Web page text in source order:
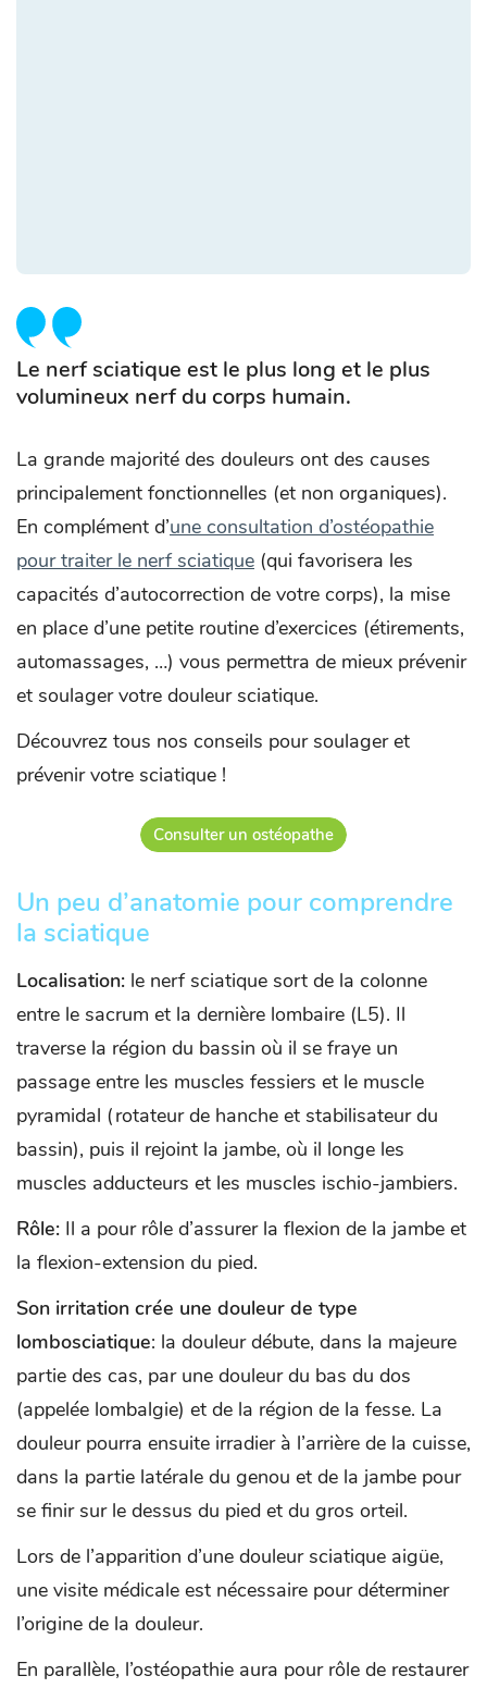
Le nerf sciatique est le plus long et le plus
volumineux nerf du corps humain.
La grande majorité des douleurs ont des causes
principalement fonctionnelles (et non organiques).
En complément d’une consultation d’ostéopathie
pour traiter le nerf sciatique (qui favorisera les
capacités d’autocorrection de votre corps), la mise
en place d’une petite routine d’exercices (étirements,
automassages, …) vous permettra de mieux prévenir
et soulager votre douleur sciatique.
Découvrez tous nos conseils pour soulager et
prévenir votre sciatique !
Consulter un ostéopathe
Un peu d’anatomie pour comprendre
la sciatique
Localisation: le nerf sciatique sort de la colonne
entre le sacrum et la dernière lombaire (L5). Il
traverse la région du bassin où il se fraye un
passage entre les muscles fessiers et le muscle
pyramidal (rotateur de hanche et stabilisateur du
bassin), puis il rejoint la jambe, où il longe les
muscles adducteurs et les muscles ischio-jambiers.
Rôle: Il a pour rôle d’assurer la flexion de la jambe et
la flexion-extension du pied.
Son irritation crée une douleur de type
lombosciatique: la douleur débute, dans la majeure
partie des cas, par une douleur du bas du dos
(appelée lombalgie) et de la région de la fesse. La
douleur pourra ensuite irradier à l’arrière de la cuisse,
dans la partie latérale du genou et de la jambe pour
se finir sur le dessus du pied et du gros orteil.
Lors de l’apparition d’une douleur sciatique aigüe,
une visite médicale est nécessaire pour déterminer
l’origine de la douleur.
En parallèle, l’ostéopathie aura pour rôle de restaurer